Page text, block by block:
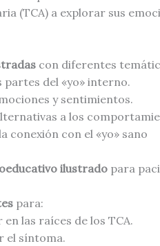
(TCA) a explorar sus
con diferentes
partes del «yo» interno.
y sentimientos.
a los
conexión con el «yo» sano
ilustradopara
para:
las raíces de los TCA.
el síntoma.